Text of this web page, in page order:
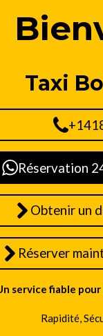
Taxi
Réservation
Obtenir un
Réserver
service fiable
Rapidité,